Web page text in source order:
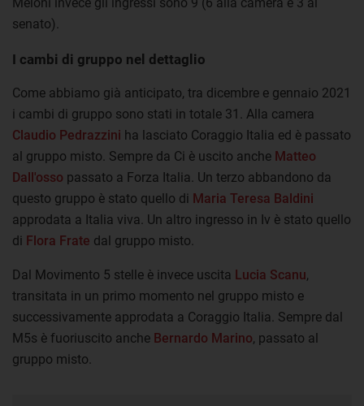
senato).
I cambi di gruppo nel dettaglio
Come abbiamo già anticipato, tra dicembre e gennaio 2021
i cambi di gruppo sono stati in totale 31. Alla camera
Claudio Pedrazzini ha lasciato Coraggio Italia ed è passato
al gruppo misto. Sempre da Ci è uscito anche Matteo
Dall'osso passato a Forza Italia. Un terzo abbandono da
questo gruppo è stato quello di Maria Teresa Baldini
approdata a Italia viva. Un altro ingresso in Iv è stato quello
di Flora Frate dal gruppo misto.
Dal Movimento 5 stelle è invece uscita Lucia Scanu,
transitata in un primo momento nel gruppo misto e
successivamente approdata a Coraggio Italia. Sempre dal
M5s è fuoriuscito anche Bernardo Marino, passato al
gruppo misto.